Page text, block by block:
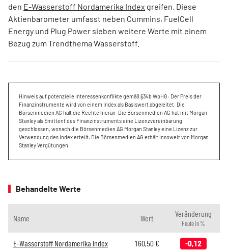
den E-Wasserstoff Nordamerika Index greifen. Diese
Aktienbarometer umfasst neben Cummins, FuelCell
Energy und Plug Power sieben weitere Werte mit einem
Bezug zum Trendthema Wasserstoff.
Hinweis auf potenzielle Interessenkonflikte gemäß §34b WpHG: Der Preis der
Finanzinstrumente wird von einem Index als Basiswert abgeleitet. Die
Börsenmedien AG hält die Rechte hieran. Die Börsenmedien AG hat mit Morgan
Stanley als Emittent des Finanzinstruments eine Lizenzvereinbarung
geschlossen, wonach die Börsenmedien AG Morgan Stanley eine Lizenz zur
Verwendung des Index erteilt. Die Börsenmedien AG erhält insoweit von Morgan
Stanley Vergütungen.
Behandelte Werte
Name Wert Veränderung
Heute in %
E-Wasserstoff Nordamerika Index 160,50€ -0,12